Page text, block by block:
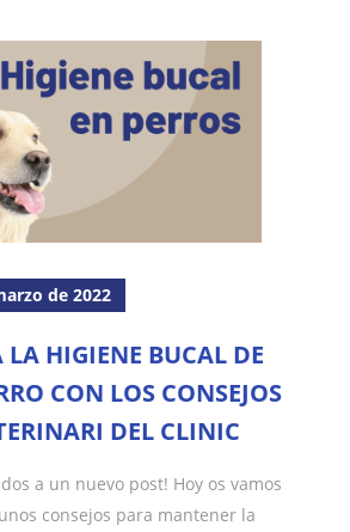
de 2022
LA HIGIENE BUCAL DE
CON LOS CONSEJOS
DEL CLINIC
a un nuevo post! Hoy os vamos
consejos para mantener la